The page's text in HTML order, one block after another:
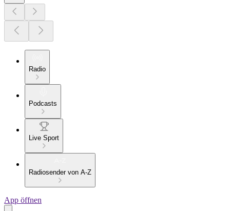
Radio
Podcasts
Live Sport
Radiosender von A-Z
App öffnen